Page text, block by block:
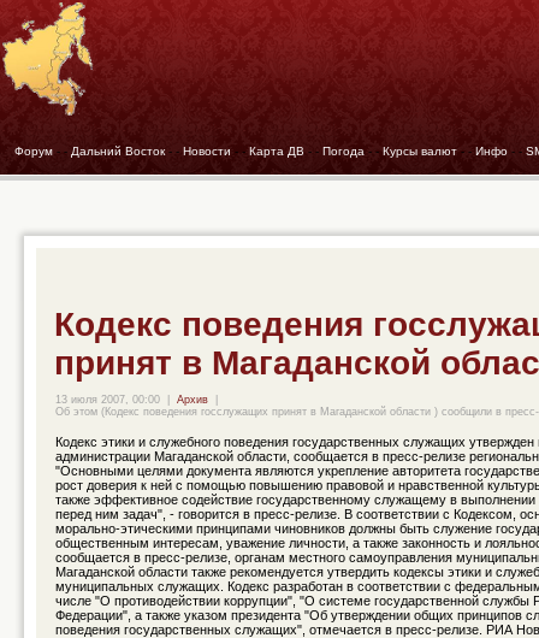
Форум - - Дальний Восток - - Новости - - Карта ДВ - - Погода - - Курсы валют - - Инфо - -
Кодекс поведения
принят в Магаданской
13 июля 2007, 00:00 Архив
Об этом (Кодекс поведения госслужащих принят в Магаданской области ) сообщили в
Кодекс этики и служебного поведения государственных служащих
администрации Магаданской области, сообщается в пресс-релизе
"Основными целями документа являются укрепление авторитета
рост доверия к ней с помощью повышению правовой и нравственной
также эффективное содействие государственному служащему в выполнении
перед ним задач", - говорится в пресс-релизе. В соответствии с Кодексом,
морально-этическими принципами чиновников должны быть служение
общественным интересам, уважение личности, а также законность и
сообщается в пресс-релизе, органам местного самоуправления
Магаданской области также рекомендуется утвердить кодексы этики и
муниципальных служащих. Кодекс разработан в соответствии с
числе "О противодействии коррупции", "О системе государственной службы
Федерации", а также указом президента "Об утверждении общих принципов
поведения государственных служащих", отмечается в пресс-релизе. РИА